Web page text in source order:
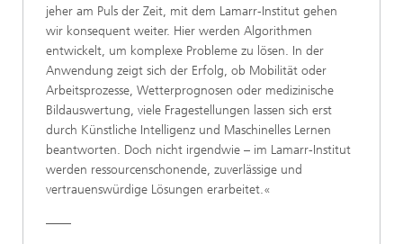
jeher am Puls der Zeit, mit dem Lamarr-Institut gehen
wir konsequent weiter. Hier werden Algorithmen
entwickelt, um komplexe Probleme zu lösen. In der
Anwendung zeigt sich der Erfolg, ob Mobilität oder
Arbeitsprozesse, Wetterprognosen oder medizinische
Bildauswertung, viele Fragestellungen lassen sich erst
durch Künstliche Intelligenz und Maschinelles Lernen
beantworten. Doch nicht irgendwie – im Lamarr-Institut
werden ressourcenschonende, zuverlässige und
vertrauenswürdige Lösungen erarbeitet.«